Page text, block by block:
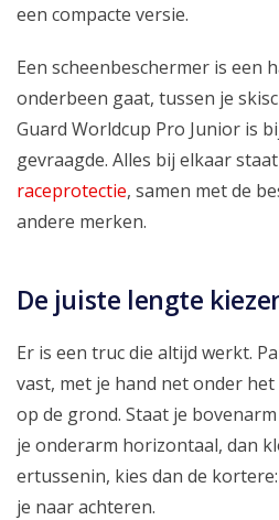
een compacte versie.
Een scheenbeschermer is een
onderbeen gaat, tussen je
Guard Worldcup Pro Junior is
gevraagde. Alles bij elkaar
raceprotectie, samen met de
andere merken.
De juiste lengte
Er is een truc die altijd werkt.
vast, met je hand net onder
op de grond. Staat je
je onderarm horizontaal, dan
ertussenin, kies dan de
je naar achteren.